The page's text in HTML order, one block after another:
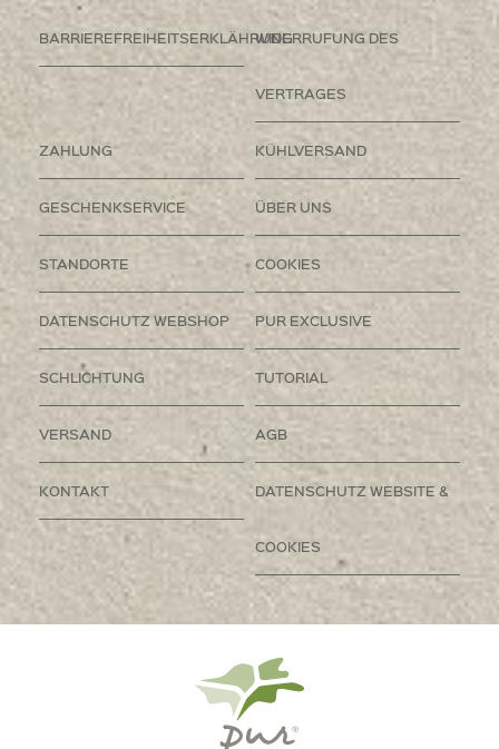
BARRIEREFREIHEITSERKLÄHRUNGWIDERRUFUNG DES
VERTRAGES
ZAHLUNG KÜHLVERSAND
GESCHENKSERVICE ÜBER UNS
STANDORTE COOKIES
DATENSCHUTZ WEBSHOP PUR EXCLUSIVE
SCHLICHTUNG TUTORIAL
VERSAND AGB
KONTAKT DATENSCHUTZ WEBSITE &
COOKIES